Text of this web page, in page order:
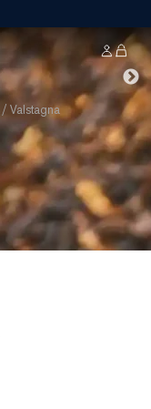
/ Valstagna